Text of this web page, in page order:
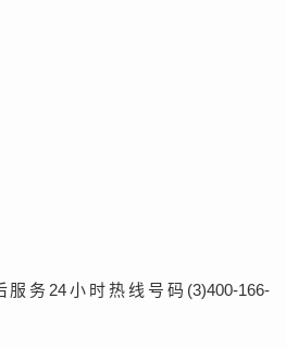
务24小时热线号码(3)400-166-